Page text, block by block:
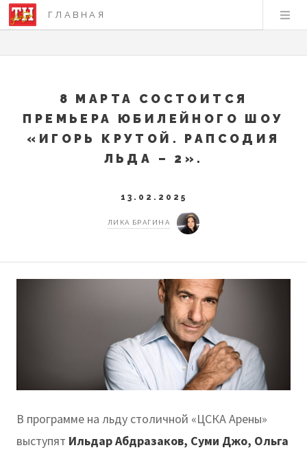
ГЛАВНАЯ
8 МАРТА СОСТОИТСЯ
ПРЕМЬЕРА ЮБИЛЕЙНОГО ШОУ
«ИГОРЬ КРУТОЙ. РАПСОДИЯ
ЛЬДА – 2».
13.02.2025
ЛИКА БРАГИНА
В программе на льду столичной «ЦСКА Арены»
выступят Ильдар Абдразаков, Суми Джо, Ольга